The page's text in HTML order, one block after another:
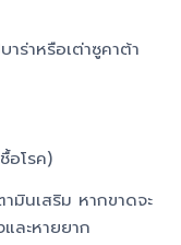
ร่าหรือเต่าซูคาต้า
อโรค)
มินเสริม หากขาดจะ
ละหายยาก